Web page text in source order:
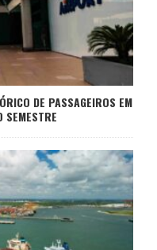
DE PASSAGEIROS EM
SEMESTRE